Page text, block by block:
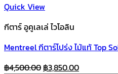
Quick View
กีตาร์ อูคูเลเล่ ไวโอลิน
Mentreel กีตาร์โปร่ง ไม้แท้ Top
฿4,500.00 Original
฿3,850.00Current